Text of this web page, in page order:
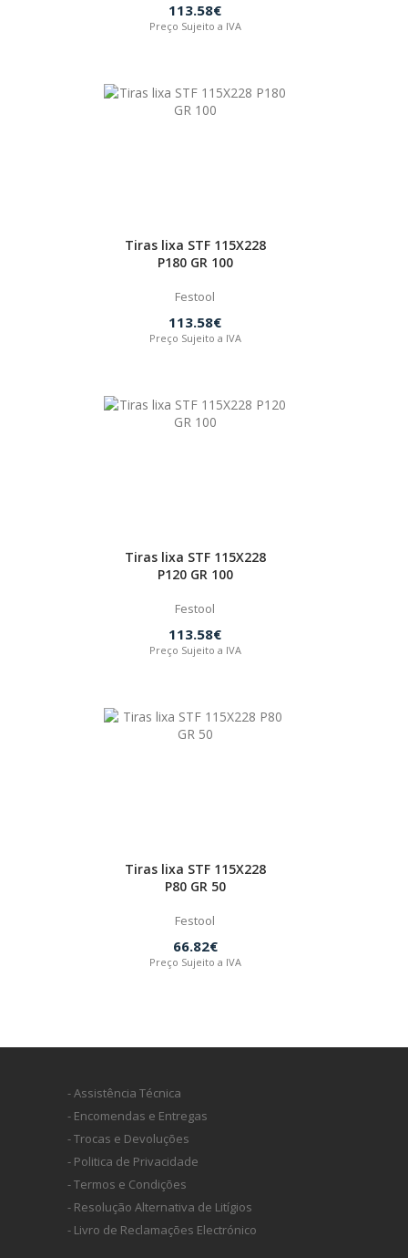
113.58€
Preço Sujeito a IVA
Tiras lixa STF 115X228
P180 GR 100
Festool
113.58€
Preço Sujeito a IVA
Tiras lixa STF 115X228
P120 GR 100
Festool
113.58€
Preço Sujeito a IVA
Tiras lixa STF 115X228
P80 GR 50
Festool
66.82€
Preço Sujeito a IVA
- Assistência Técnica
- Encomendas e Entregas
- Trocas e Devoluções
- Politica de Privacidade
- Termos e Condições
- Resolução Alternativa de Litígios
- Livro de Reclamações Electrónico